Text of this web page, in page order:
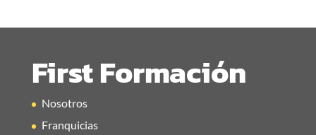
First Formación
Nosotros
Franquicias